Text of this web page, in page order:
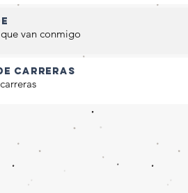
van conmigo
carreras